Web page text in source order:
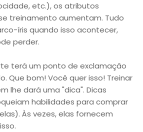
etc.), os atributos
treinamento aumentam. Tudo
íris quando isso acontecer,
perder.
terá um ponto de exclamação
Que bom! Você quer isso! Treinar
lhe dará uma "dica". Dicas
habilidades para comprar
Às vezes, elas fornecem